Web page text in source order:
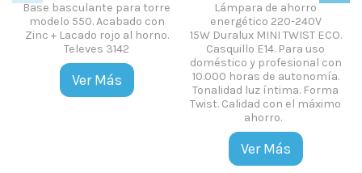
para torre
Acabado con
rojo al horno.
Lámpara de ahorro
energético 220-240V
15W Duralux MINI TWIST ECO.
Casquillo E14. Para uso
doméstico y profesional con
10.000 horas de autonomía.
Tonalidad luz íntima. Forma
Twist. Calidad con el máximo
UTIL
Ver